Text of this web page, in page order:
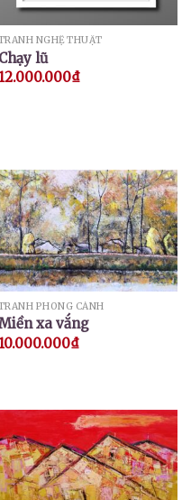
NGHỆ THUẬT
Chạy lũ
₫
PHONG CẢNH
xa vắng
₫